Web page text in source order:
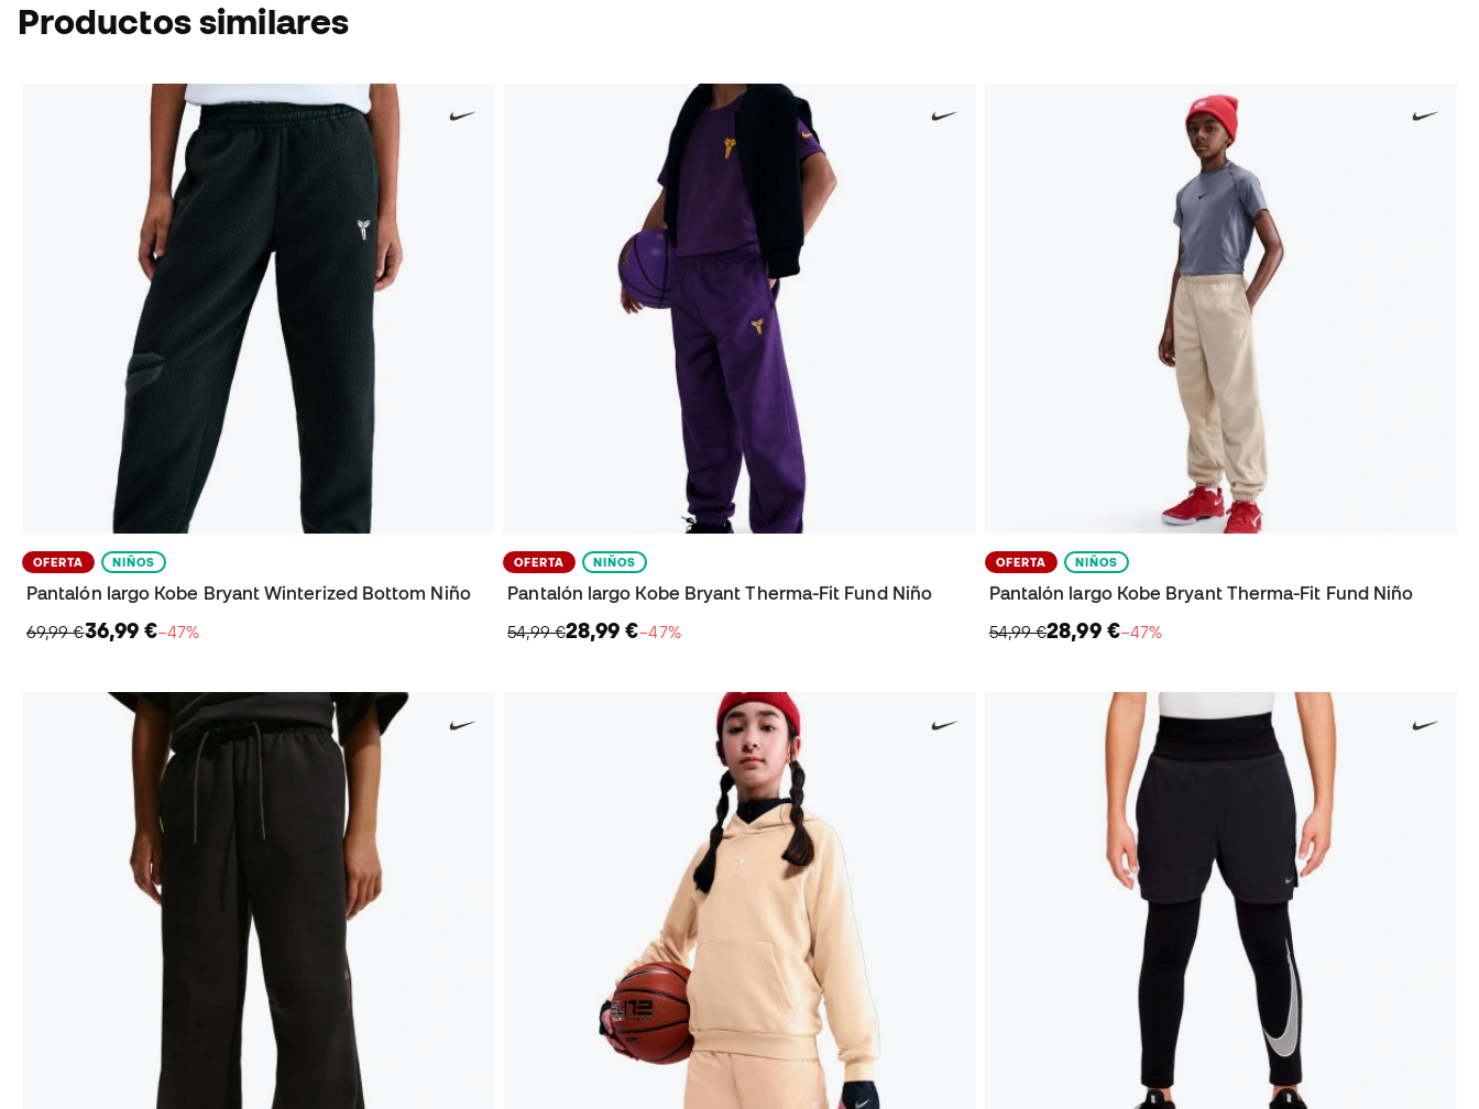
Productos similares
OFERTA NIÑOS
Pantalón largo Kobe Bryant Winterized Bottom Niño
69,99 €36,99 €−47%
OFERTA NIÑOS
Pantalón largo Kobe Bryant Therma-Fit Fund Niño
54,99 €28,99 €−47%
OFERTA NIÑOS
Pantalón largo Kobe Bryant Therma-Fit Fund Niño
54,99 €28,99 €−47%